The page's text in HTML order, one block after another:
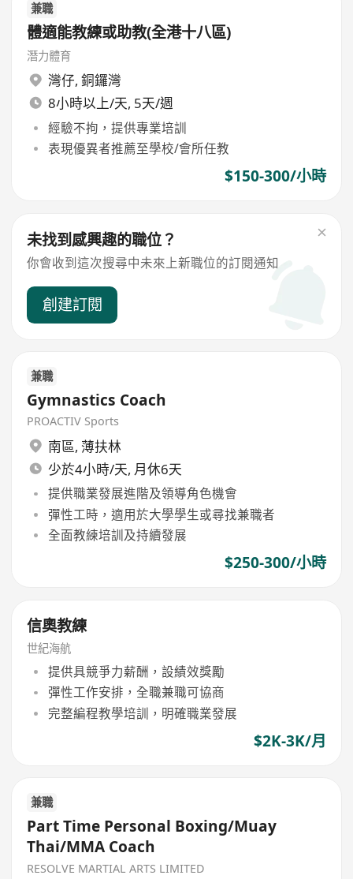
兼職
體適能教練或助教(全港十八區)
潛力體育
灣仔, 銅鑼灣
8小時以上/天, 5天/週
經驗不拘，提供專業培訓
表現優異者推薦至學校/會所任教
$150-300/小時
未找到感興趣的職位？
你會收到這次搜尋中未來上新職位的訂閱通知
創建訂閱
兼職
Gymnastics Coach
PROACTIV Sports
南區, 薄扶林
少於4小時/天, 月休6天
提供職業發展進階及領導角色機會
彈性工時，適用於大學學生或尋找兼職者
全面教練培訓及持續發展
$250-300/小時
信奧教練
世紀海航
提供具競爭力薪酬，設績效獎勵
彈性工作安排，全職兼職可協商
完整編程教學培訓，明確職業發展
$2K-3K/月
兼職
Part Time Personal Boxing/Muay
Thai/MMA Coach
RESOLVE MARTIAL ARTS LIMITED